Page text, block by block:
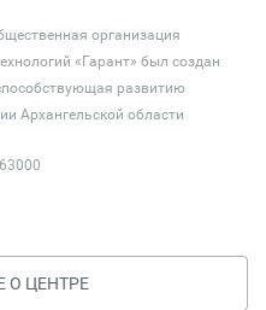
организация
«Гарант» был создан
развитию
Архангельской области
О ЦЕНТРЕ